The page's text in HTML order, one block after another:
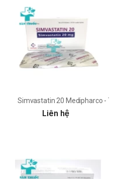
Simvastatin 20 Medipharco -
Liên hệ